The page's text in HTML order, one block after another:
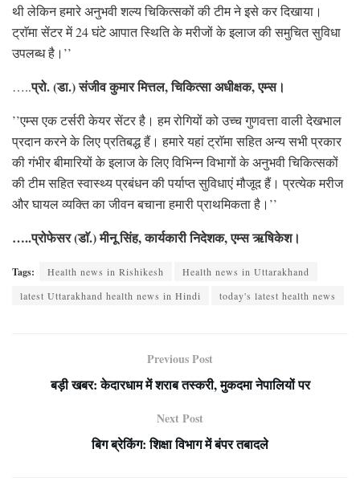
थी लेकिन हमारे अनुभवी शल्य चिकित्सकों की टीम ने इसे कर दिखाया।
ट्राॅमा सेंटर में 24 घंटे आपात स्थिति के मरीजों के इलाज की समुचित सुविधा
उपलब्ध है।’’
…..प्रो. (डा.) संजीव कुमार मित्तल, चिकित्सा अधीक्षक, एम्स।
’’एम्स एक टर्सरी केयर सेंटर है। हम रोगियों को उच्च गुणवत्ता वाली देखभाल
प्रदान करने के लिए प्रतिबद्ध हैं। हमारे यहां ट्राॅमा सहित अन्य सभी प्रकार
की गंभीर बीमारियों के इलाज के लिए विभिन्न विभागों के अनुभवी चिकित्सकों
की टीम सहित स्वास्थ्य प्रबंधन की पर्याप्त सुविधाएं मौजूद हैं। प्रत्येक मरीज
और घायल व्यक्ति का जीवन बचाना हमारी प्राथमिकता है।’’
…..प्रोफेसर (डाॅ.) मीनू सिंह, कार्यकारी निदेशक, एम्स ऋषिकेश।
Tags: Health news in Rishikesh
Health news in Uttarakhand
latest Uttarakhand health news in Hindi
today's latest health news
Previous Post
बड़ी खबर: केदारधाम में शराब तस्करी, मुकदमा नेपालियों पर
Next Post
बिग ब्रेकिंग: शिक्षा विभाग में बंपर तबादले